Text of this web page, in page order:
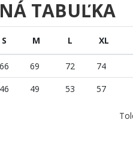
TABUĽKA
S M L XL
66 69 72 74
46 49 53 57